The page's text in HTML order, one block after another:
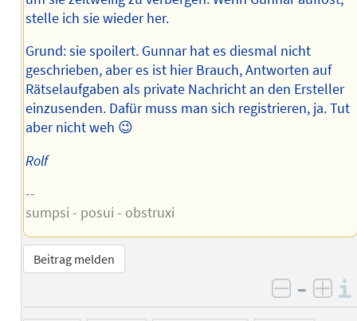
stelle ich sie wieder her.
Grund: sie spoilert. Gunnar hat es diesmal nicht
geschrieben, aber es ist hier Brauch, Antworten auf
Rätselaufgaben als private Nachricht an den Ersteller
einzusenden. Dafür muss man sich registrieren, ja. Tut
aber nicht weh 😉
Rolf
--
sumpsi - posui - obstruxi
Beitrag melden
negativ
–